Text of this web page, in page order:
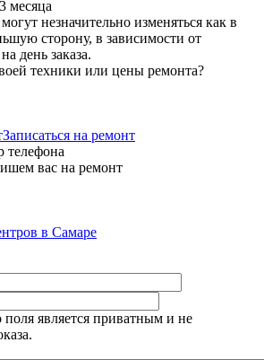
месяца
незначительно изменяться как в
сторону, в зависимости от
день заказа.
техники или цены ремонта?
Записаться на ремонт
телефона
вас на ремонт
в Самаре
является приватным и не